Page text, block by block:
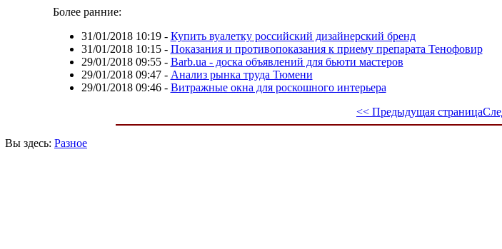
Более ранние:
31/01/2018 10:19- Купить вуалетку российский дизайнерский бренд
31/01/2018 10:15- Показания и противопоказания к приему препарата Тенофовир
29/01/2018 09:55- Barb.ua - доска объявлений для бьюти мастеров
29/01/2018 09:47- Анализ рынка труда Тюмени
29/01/2018 09:46- Витражные окна для роскошного интерьера
<< Предыдущая страница
Вы здесь: Разное